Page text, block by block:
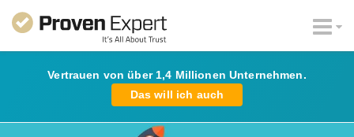
Vertrauen von über 1,4 Millionen Unternehmen.
Das will ich auch